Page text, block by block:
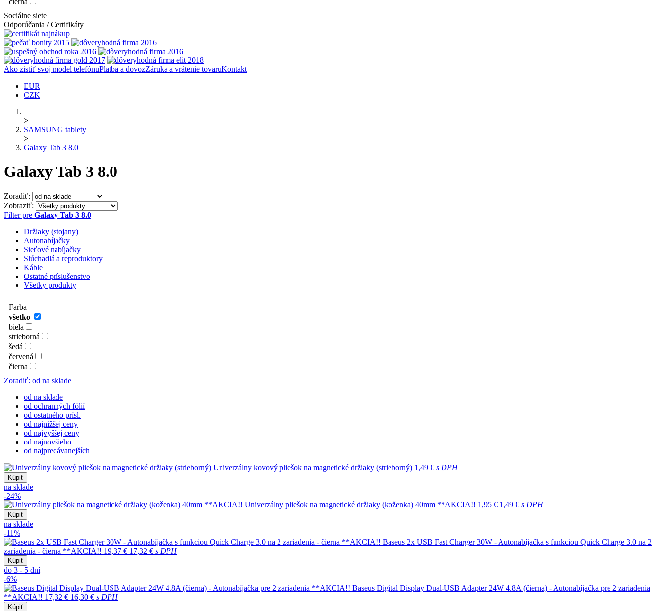
čierna
Sociálne siete
Odporúčania / Certifikáty
Ako zistiť svoj model telefónuPlatba a dovozZáruka a vrátenie tovaruKontakt
EUR
CZK
>
SAMSUNG tablety
>
Galaxy Tab 3 8.0
Galaxy Tab 3 8.0
Zoradiť:
Zobraziť:
Filter pre Galaxy Tab 3 8.0
Držiaky (stojany)
Autonabíjačky
Sieťové nabíjačky
Slúchadlá a reproduktory
Káble
Ostatné príslušenstvo
Všetky produkty
Farba
všetko
biela
strieborná
šedá
červená
čierna
Zoradiť: od na sklade
od na sklade
od ochranných fólií
od ostatného prísl.
od najnižšej ceny
od najvyššej ceny
od najnovšieho
od najpredávanejších
Univerzálny kovový pliešok na magnetické držiaky (strieborný) 1,49 € s DPH
Kúpiť
na sklade
-24%
Univerzálny pliešok na magnetické držiaky (koženka) 40mm **AKCIA!! 1,95 € 1,49 € s DPH
Kúpiť
na sklade
-11%
Baseus 2x USB Fast Charger 30W - Autonabíjačka s funkciou Quick Charge 3.0 na 2
zariadenia - čierna **AKCIA!! 19,37 € 17,32 € s DPH
Kúpiť
do 3 - 5 dní
-6%
Baseus Digital Display Dual-USB Adapter 24W 4.8A (čierna) - Autonabíjačka pre 2 zariadenia
**AKCIA!! 17,32 € 16,30 € s DPH
Kúpiť